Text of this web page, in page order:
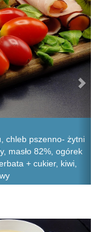
chleb pszenno- żytni
masło 82%, ogórek
+ cukier, kiwi,